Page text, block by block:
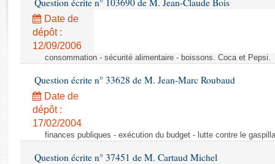
Rapports d'enquête
Rapports législatifs
Rapports sur l'application des lois
Baromètre de l’application des lois
Dossiers législatifs
Budget et sécurité sociale
Questions écrites et orales
Comptes rendus des débats
Question écrite n° 103690 de M. Jean-Claude Bois
Date de
dépôt :
12/09/2006
consommation - sécurité alimentaire - boissons. Coca et Pepsi.
Question écrite n° 33628 de M. Jean-Marc Roubaud
Date de
dépôt :
17/02/2004
finances publiques - exécution du budget - lutte contre le
Question écrite n° 37451 de M. Cartaud Michel